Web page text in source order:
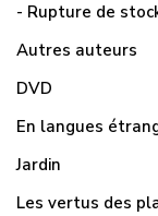
- Rupture de
Autres auteurs
DVD
En langues
Jardin
Les vertus des